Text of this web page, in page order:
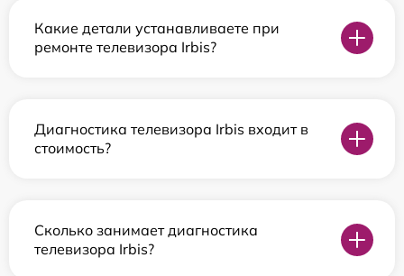
Какие детали устанавливаете при
ремонте телевизора Irbis?
Диагностика телевизора Irbis входит в
стоимость?
Сколько занимает диагностика
телевизора Irbis?